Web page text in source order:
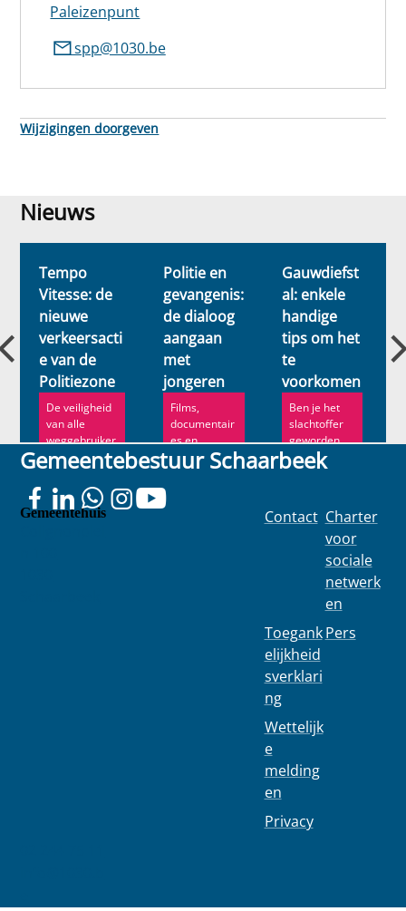
Paleizenpunt
spp@1030.be
Wijzigingen doorgeven
Nieuws
Nieuws
Tempo
Vitesse: de
nieuwe
verkeersacti
e van de
Politiezone
De veiligheid
van alle
weggebruiker
s is een van
de prioriteiten
van de...
Politie en
gevangenis:
de dialoog
aangaan
met
jongeren
Films,
documentair
es en
theater: het
Stedelijk
Gauwdiefst
al: enkele
handige
tips om het
te
voorkomen
Ben je het
slachtoffer
geworden
van een
diefstal?
Gemeentebestuur Schaarbeek
Gemeentehuis Contact
Toegank
elijkheid
sverklari
ng
Wettelijk
e
melding
en
Privacy
Charter
voor
sociale
netwerk
en
Pers